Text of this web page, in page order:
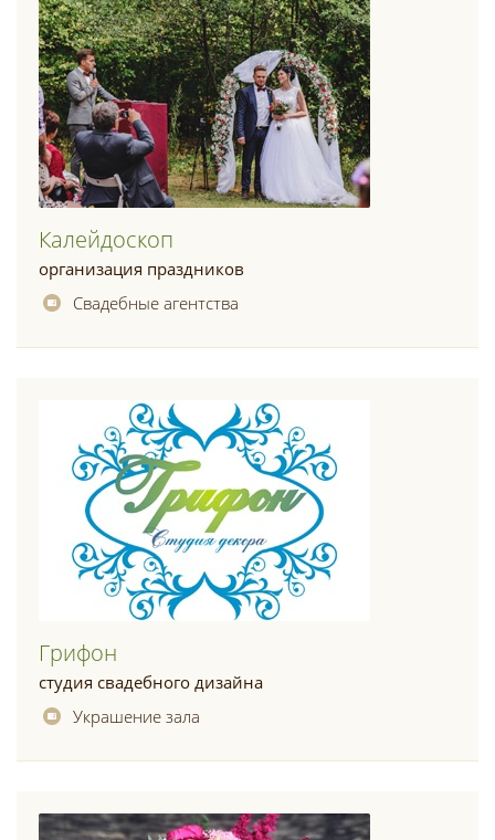
Калейдоскоп
организация праздников
Свадебные агентства
Грифон
студия свадебного дизайна
Украшение зала